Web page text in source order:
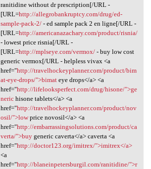
ranitidine without dr prescription[/URL -
[URL=http://allegrobankruptcy.com/drug/ed-
sample-pack-2/- ed sample pack 2 en ligne[/URL -
[URL=http://americanazachary.com/product/risnia/
- lowest price risnia[/URL -
[URL=http://mplseye.com/vermox/- buy low cost
generic vermox[/URL - helpless vivax <a
href="http://travelhockeyplanner.com/product/bim
at-eye-drops/">bimateye drops</a> <a
href="http://lifelooksperfect.com/drug/hisone/">ge
nerichisone tablets</a> <a
href="http://travelhockeyplanner.com/product/nov
osil/">lowprice novosil</a> <a
href="http://embarrassingsolutions.com/product/ca
verta/">buygeneric caverta</a> caverta <a
href="http://doctor123.org/imitrex/">imitrex</a>
<a
href="http://blaneinpetersburgil.com/ranitidine/">r